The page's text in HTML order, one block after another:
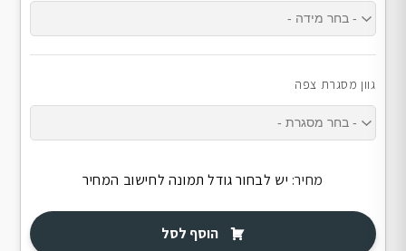
גוון מסגרת צפה
מחיר: יש לבחור גודל תמונה לחישוב המחיר
הוסף לסל